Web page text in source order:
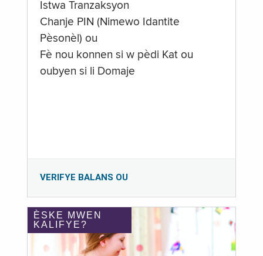
Istwa Tranzaksyon
Chanje PIN (Nimewo Idantite
Pèsonèl) ou
Fè nou konnen si w pèdi Kat ou
oubyen si li Domaje
VERIFYE BALANS OU
ÈSKE MWEN
KALIFYE?